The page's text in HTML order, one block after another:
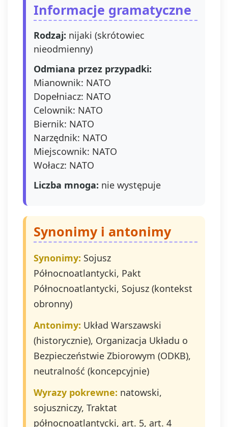
Informacje gramatyczne
Rodzaj: nijaki (skrótowiec
nieodmienny)
Odmiana przez przypadki:
Mianownik: NATO
Dopełniacz: NATO
Celownik: NATO
Biernik: NATO
Narzędnik: NATO
Miejscownik: NATO
Wołacz: NATO
Liczba mnoga: nie występuje
Synonimy i antonimy
Synonimy: Sojusz
Północnoatlantycki, Pakt
Północnoatlantycki, Sojusz (kontekst
obronny)
Antonimy: Układ Warszawski
(historycznie), Organizacja Układu o
Bezpieczeństwie Zbiorowym (ODKB),
neutralność (koncepcyjnie)
Wyrazy pokrewne: natowski,
sojuszniczy, Traktat
północnoatlantycki, art. 5, art. 4